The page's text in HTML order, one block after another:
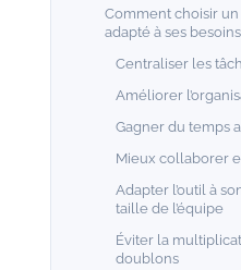
Comment choisir
adapté à ses
Centraliser les
Améliorer
Gagner du temps
Mieux collaborer
Adapter l’outil à
taille de l’équipe
Éviter la
doublons